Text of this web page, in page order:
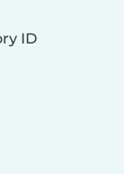
ID